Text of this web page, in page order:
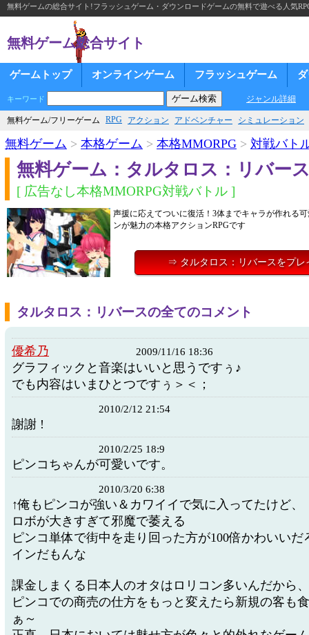
無料ゲームの総合サイト!フラッシュゲーム・ダウンロードゲームの無料で遊べる人気
無料ゲーム総合サイト
ゲームトップ オンラインゲーム フラッシュゲーム
キーワード ジャンル詳細
無料ゲーム/フリーゲーム RPG アクション アドベンチャー シミュレーション
無料ゲーム > 本格ゲーム > 本格MMORPG > 対戦バト
無料ゲーム：タルタロス：リバー
[ 広告なし本格MMORPG対戦バトル ]
声援に応えてついに復活！3体までキャラが作れる
ンが魅力の本格アクションRPGです
⇒ タルタロス：リバースをプレ
タルタロス：リバースの全てのコメント
優希乃 2009/11/16 18:36
グラフィックと音楽はいいと思うですぅ♪
でも内容はいまひとつですぅ＞＜；
2010/2/12 21:54
謝謝 !
2010/2/25 18:9
ピンコちゃんが可愛いです。
2010/3/20 6:38
↑俺もピンコが強い＆カワイイで気に入ってたけど、
ロボが大きすぎて邪魔で萎える
ピンコ単体で街中を走り回った方が100倍かわいい
インだもんな
課金しまくる日本人のオタはロリコン多いんだから、
ピンコでの商売の仕方をもっと変えたら新規の客も
ぁ～